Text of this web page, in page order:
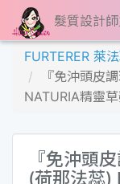
髮質設計
FURTERER 萊
『免沖頭皮
NATURIA精靈
『免沖頭
(荷那法蕊)